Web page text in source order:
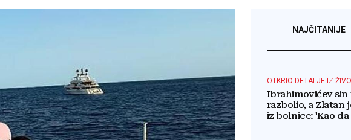
NAJČITANIJE
OTKRIO DETALJE IZ
Ibrahimovićev sin
razbolio, a Zlatan
iz bolnice: 'Kao da